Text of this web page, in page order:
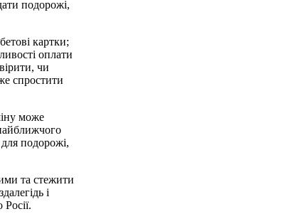
подорожі,
картки;
оплати
чи
спростити
може
подорожі,
та стежити
і